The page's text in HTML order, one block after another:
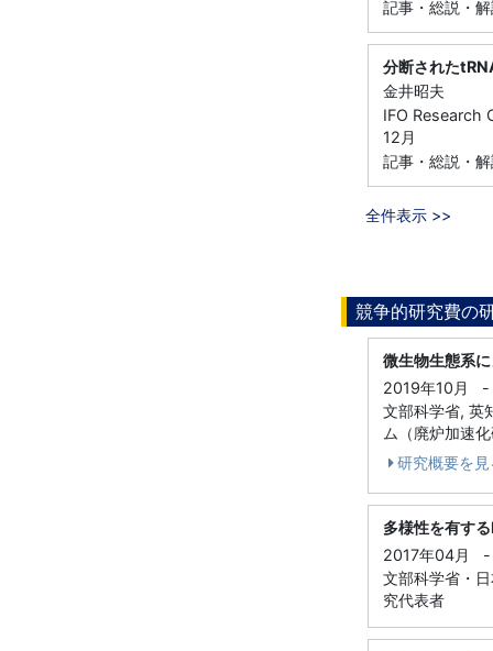
記事・総説・
分断された
金井昭夫
IFO Research
12月
記事・総説・
全件表示 >>
競争的研究費の
微生物生態系
2019年10月
-
文部科学省, 英
ム（廃炉加速
研究概要を見
多様性を有す
2017年04月
-
文部科学省・
究代表者